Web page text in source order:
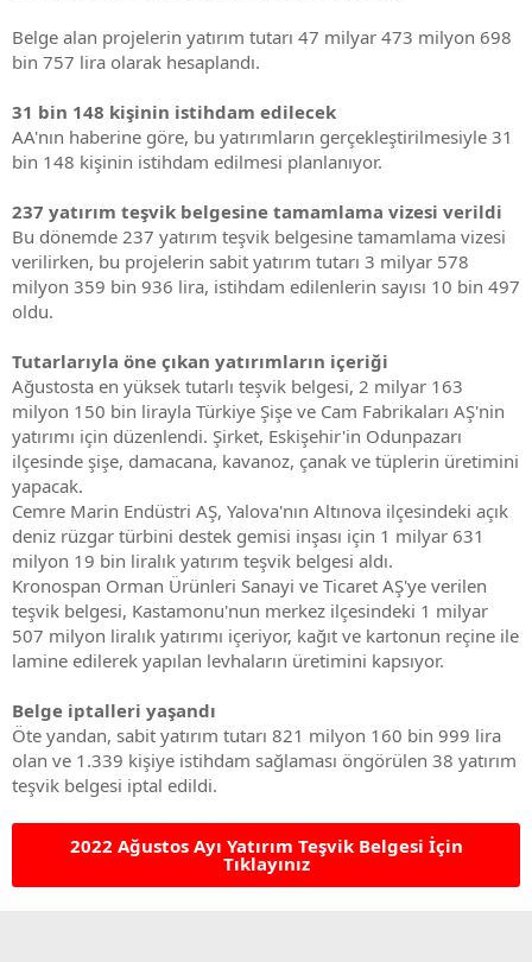
Belge alan projelerin yatırım tutarı 47 milyar 473 milyon 698
bin 757 lira olarak hesaplandı.
31 bin 148 kişinin istihdam edilecek
AA'nın haberine göre, bu yatırımların gerçekleştirilmesiyle 31
bin 148 kişinin istihdam edilmesi planlanıyor.
237 yatırım teşvik belgesine tamamlama vizesi verildi
Bu dönemde 237 yatırım teşvik belgesine tamamlama vizesi
verilirken, bu projelerin sabit yatırım tutarı 3 milyar 578
milyon 359 bin 936 lira, istihdam edilenlerin sayısı 10 bin 497
oldu.
Tutarlarıyla öne çıkan yatırımların içeriği
Ağustosta en yüksek tutarlı teşvik belgesi, 2 milyar 163
milyon 150 bin lirayla Türkiye Şişe ve Cam Fabrikaları AŞ'nin
yatırımı için düzenlendi. Şirket, Eskişehir'in Odunpazarı
ilçesinde şişe, damacana, kavanoz, çanak ve tüplerin üretimini
yapacak.
Cemre Marin Endüstri AŞ, Yalova'nın Altınova ilçesindeki açık
deniz rüzgar türbini destek gemisi inşası için 1 milyar 631
milyon 19 bin liralık yatırım teşvik belgesi aldı.
Kronospan Orman Ürünleri Sanayi ve Ticaret AŞ'ye verilen
teşvik belgesi, Kastamonu'nun merkez ilçesindeki 1 milyar
507 milyon liralık yatırımı içeriyor, kağıt ve kartonun reçine ile
lamine edilerek yapılan levhaların üretimini kapsıyor.
Belge iptalleri yaşandı
Öte yandan, sabit yatırım tutarı 821 milyon 160 bin 999 lira
olan ve 1.339 kişiye istihdam sağlaması öngörülen 38 yatırım
teşvik belgesi iptal edildi.
2022 Ağustos Ayı Yatırım Teşvik Belgesi İçin
Tıklayınız